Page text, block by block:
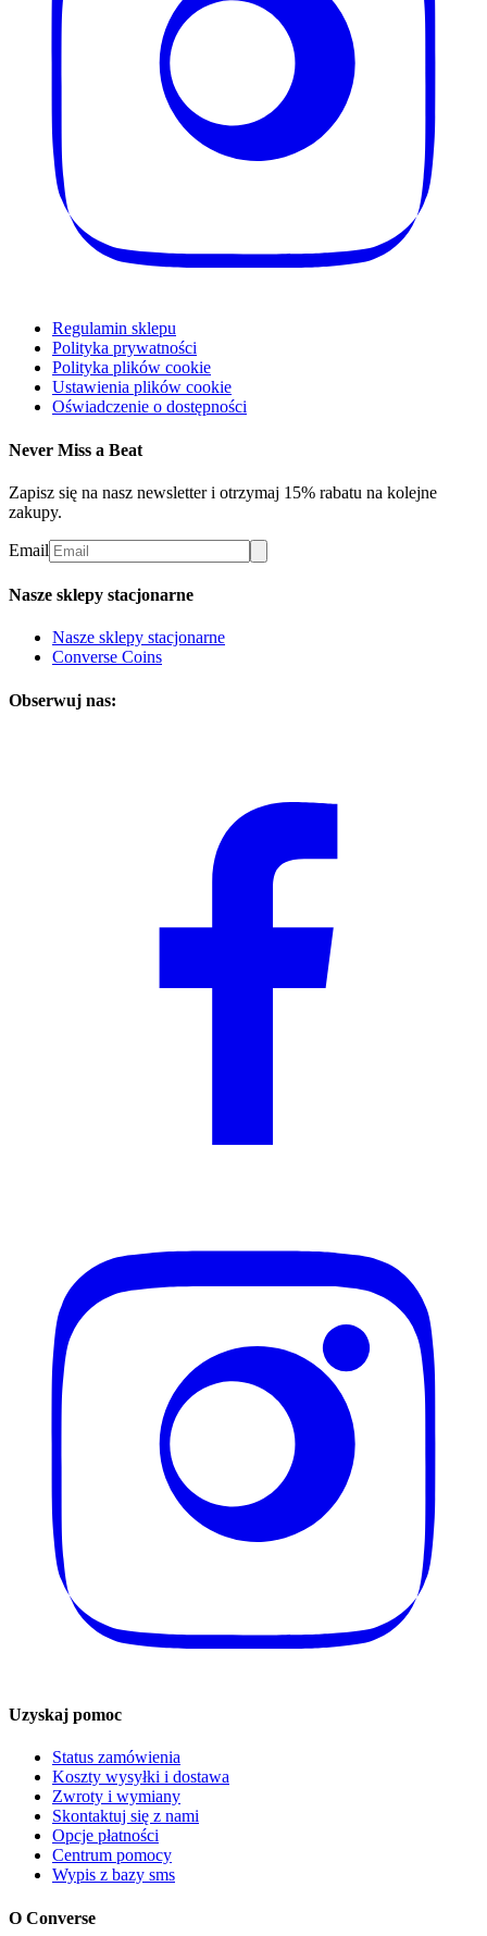
Regulamin sklepu
Polityka prywatności
Polityka plików cookie
Ustawienia plików cookie
Oświadczenie o dostępności
Never Miss a Beat
Zapisz się na nasz newsletter i otrzymaj 15% rabatu na kolejne
zakupy.
Email
Nasze sklepy stacjonarne
Nasze sklepy stacjonarne
Converse Coins
Obserwuj nas:
Uzyskaj pomoc
Status zamówienia
Koszty wysyłki i dostawa
Zwroty i wymiany
Skontaktuj się z nami
Opcje płatności
Centrum pomocy
Wypis z bazy sms
O Converse